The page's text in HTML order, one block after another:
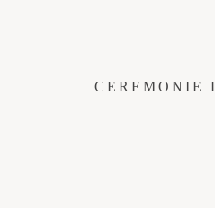
CEREMONIE